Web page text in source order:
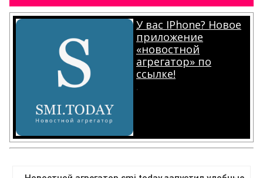
У вас IPhone? Новое
приложение
«новостной
агрегатор» по
ссылке!
.